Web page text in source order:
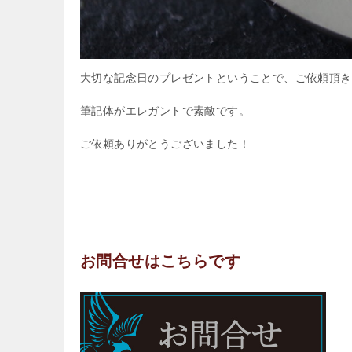
大切な記念日のプレゼントということで、ご依頼頂
筆記体がエレガントで素敵です。
ご依頼ありがとうございました！
お問合せはこちらです